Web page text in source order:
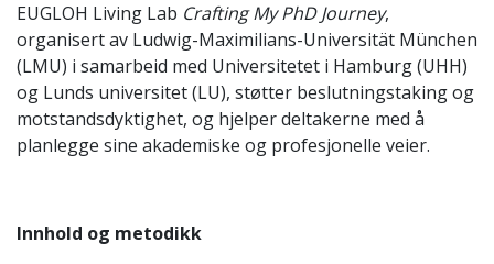
EUGLOH Living Lab Crafting My PhD Journey,
organisert av Ludwig-Maximilians-Universität München
(LMU) i samarbeid med Universitetet i Hamburg (UHH)
og Lunds universitet (LU), støtter beslutningstaking og
motstandsdyktighet, og hjelper deltakerne med å
planlegge sine akademiske og profesjonelle veier.
Innhold og metodikk